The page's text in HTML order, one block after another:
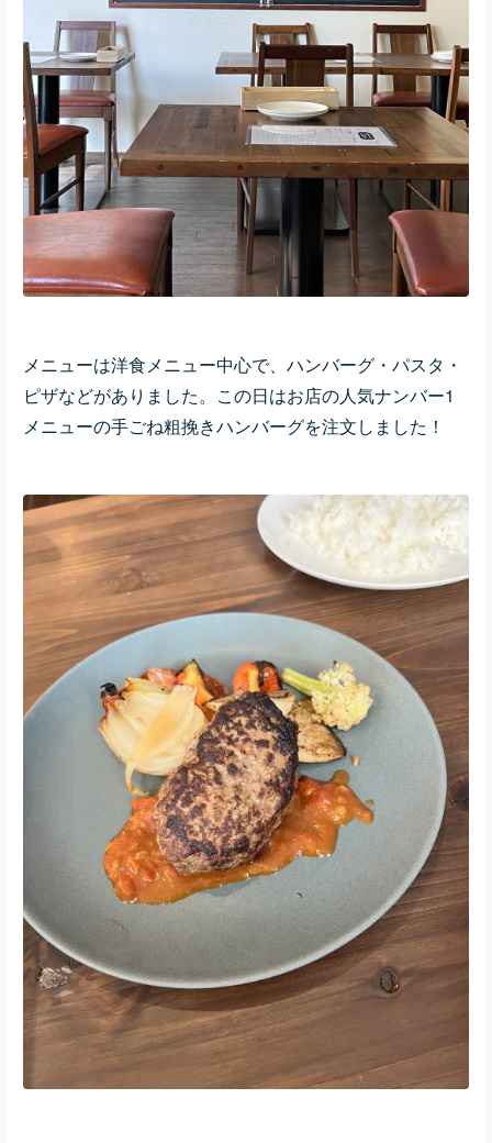
メニューは洋食メニュー中心で、ハンバーグ・パスタ・
ピザなどがありました。この日はお店の人気ナンバー1
メニューの手ごね粗挽きハンバーグを注文しました！